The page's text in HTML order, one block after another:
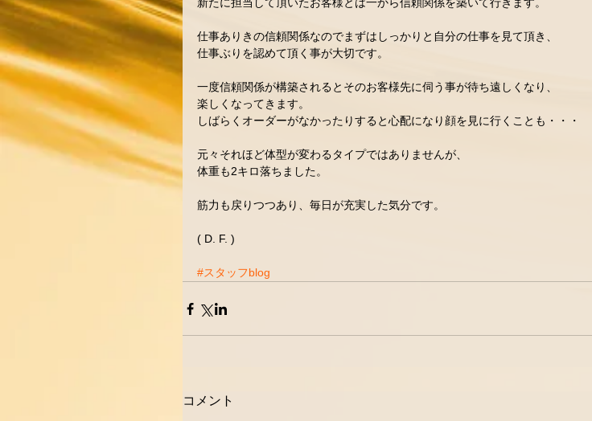
仕事ありきの信頼関係なのでまずはしっかりと自分の仕事を見て頂き、
仕事ぶりを認めて頂く事が大切です。
一度信頼関係が構築されるとそのお客様先に伺う事が待ち遠しくなり、
楽しくなってきます。
しばらくオーダーがなかったりすると心配になり顔を見に行くことも・・・
元々それほど体型が変わるタイプではありませんが、
体重も2キロ落ちました。
筋力も戻りつつあり、毎日が充実した気分です。
( D. F. )
#スタッフblog
コメント